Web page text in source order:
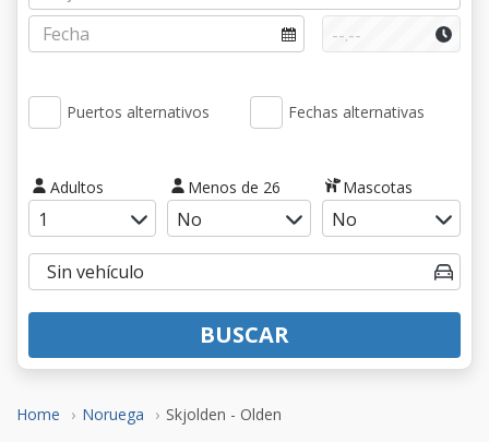
Home Noruega Skjolden - Olden
Puertos alternativos Fechas alternativas
Adultos Menos de 26 Mascotas
BUSCAR